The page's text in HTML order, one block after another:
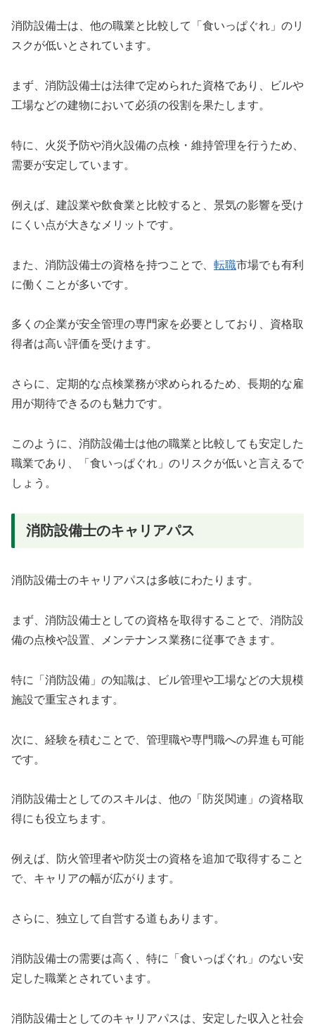
消防設備士は、他の職業と比較して「食いっぱぐれ」のリ
スクが低いとされています。
まず、消防設備士は法律で定められた資格であり、ビルや
工場などの建物において必須の役割を果たします。
特に、火災予防や消火設備の点検・維持管理を行うため、
需要が安定しています。
例えば、建設業や飲食業と比較すると、景気の影響を受け
にくい点が大きなメリットです。
また、消防設備士の資格を持つことで、 転職市場でも有利
に働くことが多いです。
多くの企業が安全管理の専門家を必要としており、資格取
得者は高い評価を受けます。
さらに、定期的な点検業務が求められるため、長期的な雇
用が期待できるのも魅力です。
このように、消防設備士は他の職業と比較しても安定した
職業であり、「食いっぱぐれ」のリスクが低いと言えるで
しょう。
消防設備士のキャリアパス
消防設備士のキャリアパスは多岐にわたります。
まず、消防設備士としての資格を取得することで、消防設
備の点検や設置、メンテナンス業務に従事できます。
特に「消防設備」の知識は、ビル管理や工場などの大規模
施設で重宝されます。
次に、経験を積むことで、管理職や専門職への昇進も可能
です。
消防設備士としてのスキルは、他の「防災関連」の資格取
得にも役立ちます。
例えば、防火管理者や防災士の資格を追加で取得すること
で、キャリアの幅が広がります。
さらに、独立して自営する道もあります。
消防設備士の需要は高く、特に「食いっぱぐれ」のない安
定した職業とされています。
消防設備士としてのキャリアパスは、安定した収入と社会